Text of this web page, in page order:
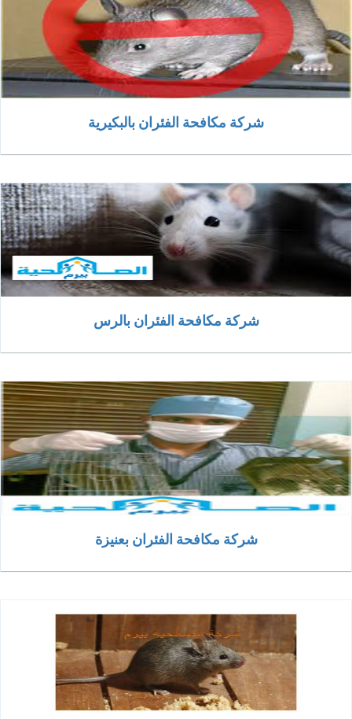
شركة مكافحة الفئران بالبكيرية
شركة مكافحة الفئران بالرس
شركة مكافحة الفئران بعنيزة